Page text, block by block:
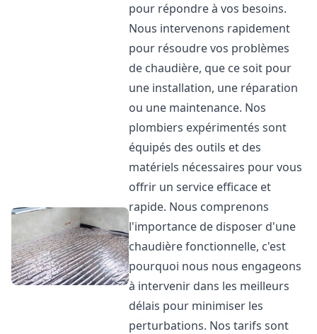
pour répondre à vos besoins.
Nous intervenons rapidement
pour résoudre vos problèmes
de chaudière, que ce soit pour
une installation, une réparation
ou une maintenance. Nos
plombiers expérimentés sont
équipés des outils et des
matériels nécessaires pour vous
offrir un service efficace et
rapide. Nous comprenons
l'importance de disposer d'une
chaudière fonctionnelle, c'est
pourquoi nous nous engageons
à intervenir dans les meilleurs
délais pour minimiser les
perturbations. Nos tarifs sont